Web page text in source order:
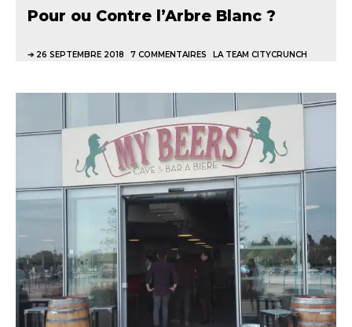
Pour ou Contre l’Arbre Blanc ?
26 SEPTEMBRE 2018 7 COMMENTAIRES LA TEAM CITYCRUNCH